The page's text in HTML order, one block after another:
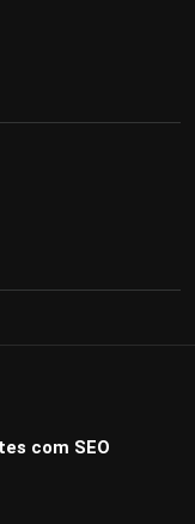
com SEO